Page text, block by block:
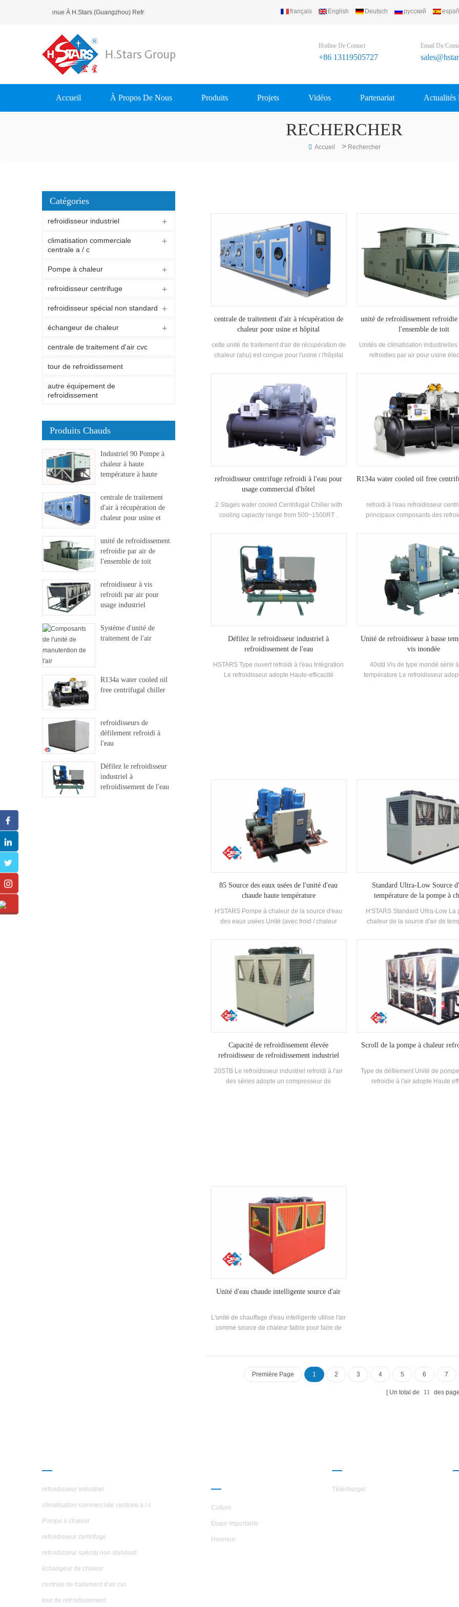
Bienvenue À H.Stars (Guangzhou) Refrigerating Equipment Group Ltd.. français English Deutsch русский
Hotline De Contact
+86 13119505727
Email Du
Accueil À Propos De Nous Produits Projets Vidéos Partenariat Actualités
RECHERCHER
Accueil > Rechercher
centrale de traitement d'air à récupération de
chaleur pour usine et hôpital
cette unité de traitement d'air de récupération de
chaleur (ahu) est conçue pour l'usine / l'hôpital
chauffage, humidification, déshumidification et
purification de l'air.
unité de refroidissement
l'ensemble de toit
Unités de climatisation
refroidies par air pour usine
pour l'industrie pharmaceutique,
électronique, l'industrie automobile,
et l'industrie alimentaire, les
commerciaux, le traitement VOC et
de l'environnement, la qualité de l'air
ventilation marine
refroidisseur centrifuge refroidi à l'eau pour
usage commercial d'hôtel
2 Stages water cooled Centrifugal Chiller with
cooling capacity range from 500~1500RT .
performing, so future-proof that once it’s
installed, you may never have to think about it
again. Low maintance cost.
R134a water cooled oil free
refroidi à l'eau refroidisseur
principaux composants des
Compresseurs centrifuges,
pulvérisation (Filming-Film)
systèmes de recirculation de liquide
flash-type Économiseurs et orifice
la plaque d'orifice Dispositifs.
principalement utilisé dans les
climatisation centrale et le
processus industriel
Défilez le refroidisseur industriel à
refroidissement de l'eau
HSTARS Type ouvert refroidi à l'eau Intégration
Le refroidisseur adopte Haute-efficacité
Unité de refroidisseur à basse
vis inondée
40std Vis de type inondé série
température Le refroidisseur
85 Source des eaux usées de l'unité d'eau
chaude haute température
H'STARS Pompe à chaleur de la source d'eau
des eaux usées Unité (avec froid / chaleur
développé et fabriqué pour la salle de bain, une
piscine à ressorts chaude, une piscine et
d'autres baignades, extrayant la chaleur des
eaux usées domestiques, économiser de
l'énergie et protéger le Environnement.Energy
L'épargne est de 30% ~ 50% comparé à la
méthode de chauffage conventionnel, qui peut
réduire considérablement l'opération Coût.
Standard Ultra-Low Source
température de la pompe à
H'STARS Standard Ultra-Low La
chaleur de la source d'air de
l'environnement de -25 ℃ ~ 43, en
l'air comme source de chaleur,
n'est déchargé et 55 ° C L'eau
préparée pour répondre à la
chaude entre 35-55 ° c. Fonction de
adaptée à l'alimentation en air
rayonnement du sol
Capacité de refroidissement élevée
refroidisseur de refroidissement industriel
20STB Le refroidisseur industriel refroidi à l'air
des séries adopte un compresseur de
Scroll de la pompe à chaleur
Type de défilement Unité de
refroidie à l'air adopte Haute
Unité d'eau chaude intelligente source d'air
L'unité de chauffage d'eau intelligente utilise l'air
comme source de chaleur faible pour faire de
Première Page 1 2 3 4 5 6 7
Un total de 11 des
Catégories
refroidisseur industriel
climatisation commerciale
centrale a / c
Pompe à chaleur
refroidisseur centrifuge
refroidisseur spécial non standard
échangeur de chaleur
centrale de traitement d'air cvc
tour de refroidissement
autre équipement de
refroidissement
Produits Chauds
Industriel 90 Pompe à
chaleur à haute
température à haute
centrale de traitement
d'air à récupération de
chaleur pour usine et
unité de refroidissement
refroidie par air de
l'ensemble de toit
refroidisseur à vis
refroidi par air pour
usage industriel
Système d'unité de
traitement de l'air
R134a water cooled oil
free centrifugal chiller
refroidisseurs de
défilement refroidi à
l'eau
Défilez le refroidisseur
industriel à
refroidissement de l'eau
refroidisseur industriel
climatisation commerciale centrale a / c
Pompe à chaleur
refroidisseur centrifuge
refroidisseur spécial non standard
échangeur de chaleur
centrale de traitement d'air cvc
tour de refroidissement
Culture
Étape Importante
Honneur
Télécharger